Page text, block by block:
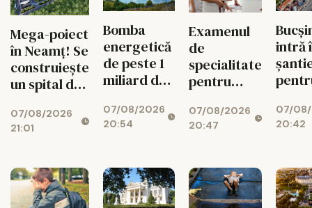
Mega-poiect
în Neamț! Se
construiește
un spital de
miliarde de
lei, cu 469
07/08/2026
21:01
Bomba
energetică
de peste 1
miliard de
Bicaz! Un
munte va
centrală
uriașă de
340 MW
07/08/2026
20:54
Examenul
de
specialitate
pentru
schimbă
radical din
07/08/2026
20:47
intră
07/
20:42